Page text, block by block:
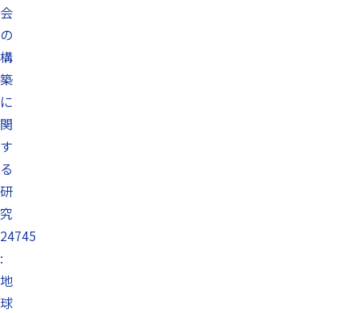
会
の
構
築
に
関
す
る
研
究
24745
:
地
球